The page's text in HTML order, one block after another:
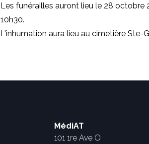
Les funérailles auront lieu le 28 octobre
10h30.
L'inhumation aura lieu au cimetière Ste-
MédiAT
101 1re Ave O